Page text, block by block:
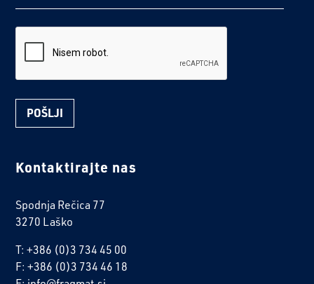
Kontaktirajte nas
Spodnja Rečica 77
3270 Laško
T: +386 (0)3 734 45 00
F: +386 (0)3 734 46 18